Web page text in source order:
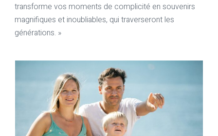
transforme vos moments de complicité en souvenirs
magnifiques et inoubliables, qui traverseront les
générations. »